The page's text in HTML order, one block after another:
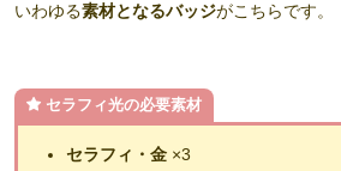
いわゆる素材となるバッジがこちらです。
セラフィ光の必要素材
セラフィ・金×3